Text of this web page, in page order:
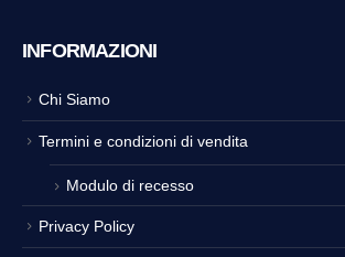
INFORMAZIONI
Chi Siamo
Termini e condizioni di vendita
Modulo di recesso
Privacy Policy